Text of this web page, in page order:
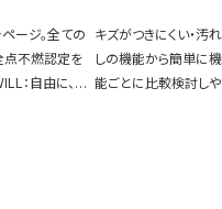
ージ。全ての
点不燃認定を
：自由に、自
キズがつきにくい・汚
しの機能から簡単に
能ごとに比較検討し